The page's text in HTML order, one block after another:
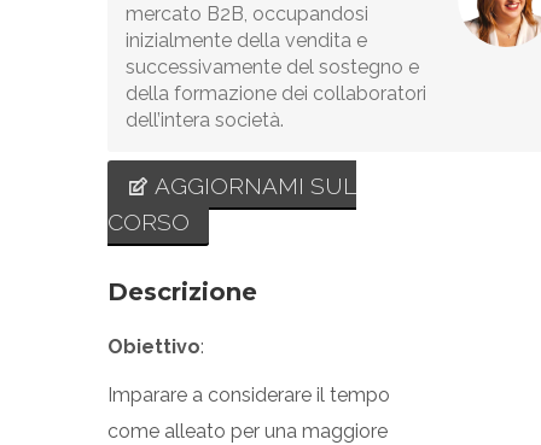
mercato B2B, occupandosi
inizialmente della vendita e
successivamente del sostegno e
della formazione dei collaboratori
dell’intera società.
AGGIORNAMI SUL
CORSO
Descrizione
Obiettivo:
Imparare a considerare il tempo
come alleato per una maggiore